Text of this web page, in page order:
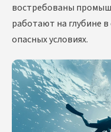
востребованы
работают на глубине
опасных условиях.